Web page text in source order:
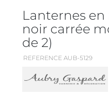
Lanternes
noir carrée
de 2)
REFERENCE AUB-5129